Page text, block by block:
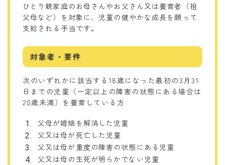
ひとり親家庭のお母さんやお父さん又は養育者（祖
父母など）を対象に、児童の健やかな成長を願って
支給される手当です。
対象者・要件
次のいずれかに該当する18歳になった最初の3月31
日までの児童（一定以上の障害の状態にある場合は
20歳未満）を養育している方
父母が婚姻を解消した児童
父又は母が死亡した児童
父又は母が重度の障害の状態にある児童
父又は母の生死が明らかでない児童